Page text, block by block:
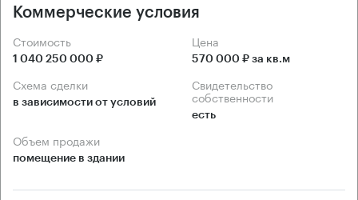
Коммерческие условия
Стоимость
1 040 250 000 ₽
Цена
570 000 ₽ за кв.м
Схема сделки
в зависимости от условий
Свидетельство
собственности
есть
Объем продажи
помещение в здании